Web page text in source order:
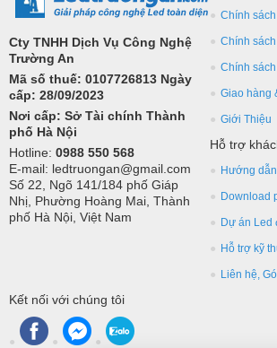
Cty TNHH Dịch Vụ Công Nghệ
Trường An
Mã số thuế: 0107726813 Ngày
cấp: 28/09/2023
Nơi cấp: Sở Tài chính Thành
phố Hà Nội
Hotline: 0988 550 568
E-mail: ledtruongan@gmail.com
Số 22, Ngõ 141/184 phố Giáp
Nhị, Phường Hoàng Mai, Thành
phố Hà Nội, Việt Nam
Chính
Chính
Chính
Giao hàng
Giới Thiệu
Hỗ trợ
Hướng
Download
Dự án Led
Hỗ trợ kỹ
Liên hệ,
Kết nối với chúng tôi